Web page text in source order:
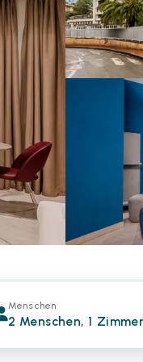
Menschen
2 Menschen, 1 Zimmer